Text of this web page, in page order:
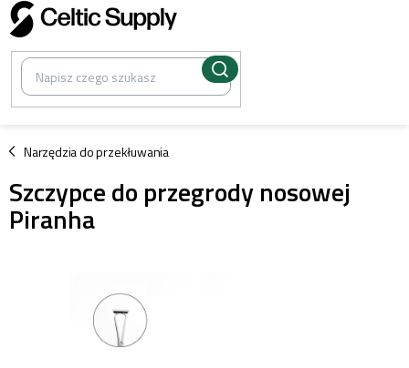
Przejść
do
treści
Narzędzia do przekłuwania
/
Szczypce do przegrody nosowej
Piranha